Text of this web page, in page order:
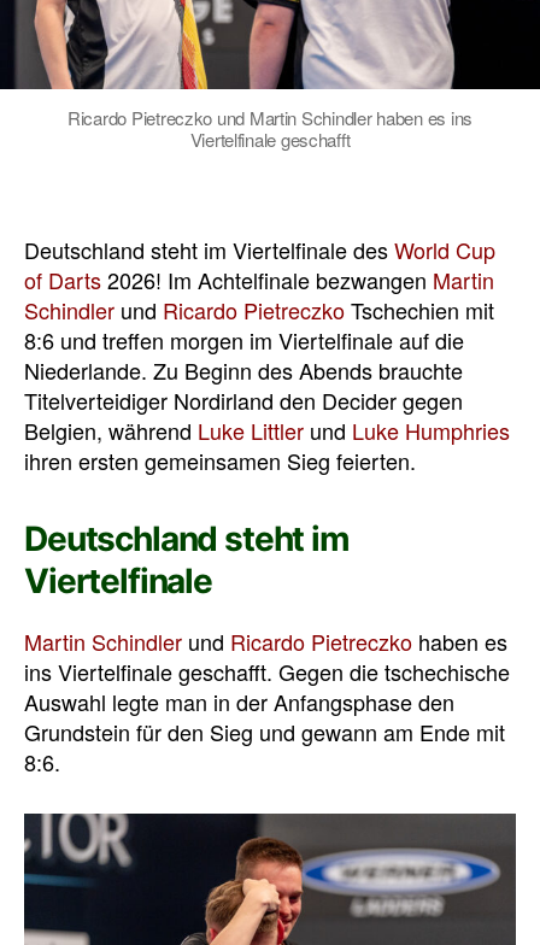
Ricardo Pietreczko und Martin Schindler haben es ins
Viertelfinale geschafft
Deutschland steht im Viertelfinale desWorld Cup
of Darts2026! Im Achtelfinale bezwangen Martin
Schindler und Ricardo PietreczkoTschechien mit
8:6 und treffen morgen im Viertelfinale auf die
Niederlande. Zu Beginn des Abends brauchte
Titelverteidiger Nordirland den Decider gegen
Belgien, während Luke Littler und Luke Humphries
ihren ersten gemeinsamen Sieg feierten.
Deutschland steht im
Viertelfinale
Martin Schindler und Ricardo Pietreczko haben es
ins Viertelfinale geschafft. Gegen die tschechische
Auswahl legte man in der Anfangsphase den
Grundstein für den Sieg und gewann am Ende mit
8:6.